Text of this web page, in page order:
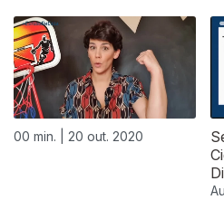
00 min. | 20 out. 2020